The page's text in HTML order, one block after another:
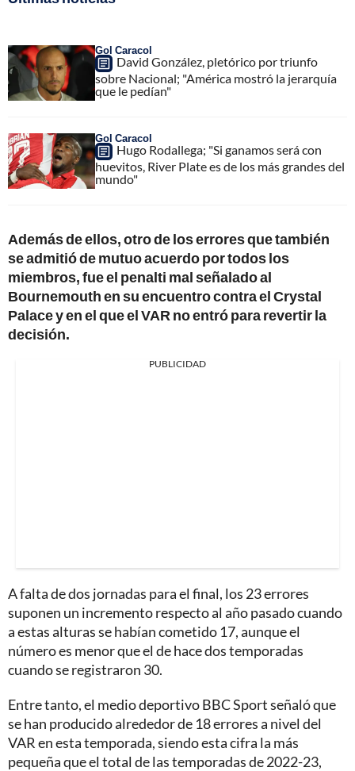
Gol Caracol
David González, pletórico por triunfo
sobre Nacional; "América mostró la jerarquía
que le pedían"
Gol Caracol
Hugo Rodallega; "Si ganamos será con
huevitos, River Plate es de los más grandes del
mundo"
Además de ellos, otro de los errores que también
se admitió de mutuo acuerdo por todos los
miembros, fue el penalti mal señalado al
Bournemouth en su encuentro contra el Crystal
Palace y en el que el VAR no entró para revertir la
decisión.
PUBLICIDAD
A falta de dos jornadas para el final, los 23 errores
suponen un incremento respecto al año pasado cuando
a estas alturas se habían cometido 17, aunque el
número es menor que el de hace dos temporadas
cuando se registraron 30.
Entre tanto, el medio deportivo BBC Sport señaló que
se han producido alrededor de 18 errores a nivel del
VAR en esta temporada, siendo esta cifra la más
pequeña que el total de las temporadas de 2022-23,